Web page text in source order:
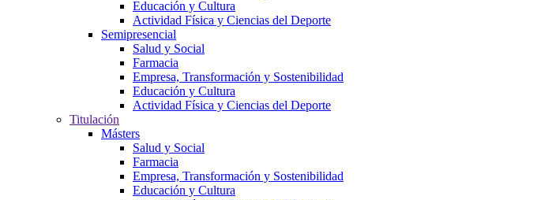
Educación y Cultura
Actividad Física y Ciencias del Deporte
Semipresencial
Salud y Social
Farmacia
Empresa, Transformación y Sostenibilidad
Educación y Cultura
Actividad Física y Ciencias del Deporte
Titulación
Másters
Salud y Social
Farmacia
Empresa, Transformación y Sostenibilidad
Educación y Cultura